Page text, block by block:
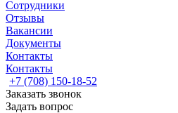
Сотрудники
Отзывы
Вакансии
Документы
Контакты
Контакты
+7 (708) 150-18-52
Заказать звонок
Задать вопрос